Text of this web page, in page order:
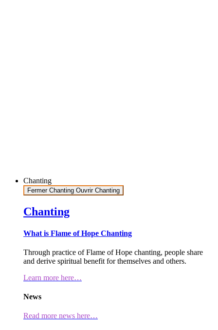
Chanting
Fermer Chanting Ouvrir Chanting
Chanting
What is Flame of Hope Chanting
Through practice of Flame of Hope chanting, people share
and derive spiritual benefit for themselves and others.
Learn more here…
News
Read more news here…